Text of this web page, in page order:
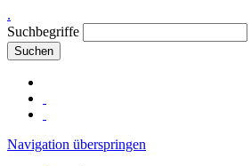
.
Suchbegriffe
Suchen
Navigation überspringen